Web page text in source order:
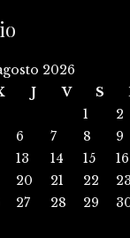
2026
J V S
1
2
6 7 8
9
13 14 15
16
20 21 22
23
27 28 29